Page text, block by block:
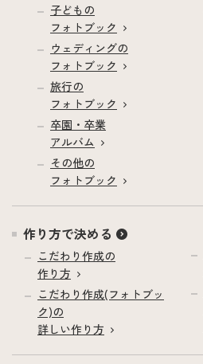
子どもの
フォトブック
ウェディングの
フォトブック
旅行の
フォトブック
卒園・卒業
アルバム
その他の
フォトブック
作り方で決める
こだわり作成の
作り方
こだわり作成(フォトブッ
ク)の
詳しい作り方